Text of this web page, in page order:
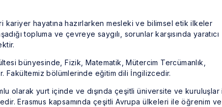
kariyer hayatına hazırlarken mesleki ve bilimsel etik ilkeler
topluma ve çevreye saygılı, sorunlar karşısında yaratıcı
bünyesinde, Fizik, Matematik, Mütercim Tercümanlık,
Fakültemiz bölümlerinde eğitim dili İngilizcedir.
olarak yurt içinde ve dışında çeşitli üniversite ve kuruluşlar
Erasmus kapsamında çeşitli Avrupa ülkeleri ile öğrenim ve